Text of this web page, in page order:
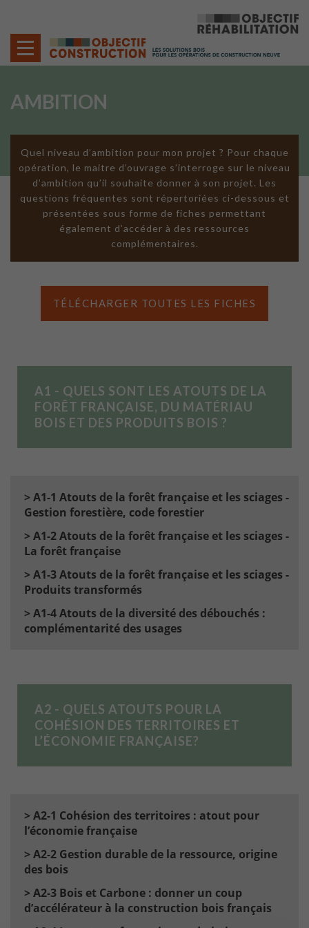
AMBITION
Quel niveau d’ambition pour mon projet ? Pour chaque
opération, le maitre d’ouvrage s’interroge sur le niveau
d’ambition qu’il souhaite donner à son projet. Les
questions fréquentes sont répertoriées ci-dessous et
présentées sous forme de fiches permettant
également d’accéder à des ressources
complémentaires.
TÉLÉCHARGER TOUTES LES FICHES
A1 - QUELS SONT LES ATOUTS DE LA
FORÊT FRANÇAISE, DU MATÉRIAU
BOIS ET DES PRODUITS BOIS ?
> A1-1 Atouts de la forêt française et les sciages -
Gestion forestière, code forestier
> A1-2 Atouts de la forêt française et les sciages -
La forêt française
> A1-3 Atouts de la forêt française et les sciages -
Produits transformés
> A1-4 Atouts de la diversité des débouchés :
complémentarité des usages
A2 - QUELS ATOUTS POUR LA
COHÉSION DES TERRITOIRES ET
L’ÉCONOMIE FRANÇAISE?
> A2-1 Cohésion des territoires : atout pour
l’économie française
> A2-2 Gestion durable de la ressource, origine
des bois
> A2-3 Bois et Carbone : donner un coup
d’accélérateur à la construction bois français